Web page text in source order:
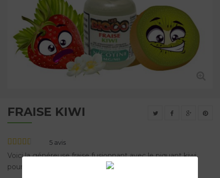
FRAISE KIWI
5 avis
Voici la généreuse fraise fusionnant avec le piquant kiwi
pour créer un équilibre harmonieux de saveur.